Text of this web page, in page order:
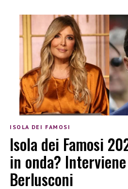
ISOLA DEI FAMOSI
Isola dei Famosi
in onda?
Berlusconi